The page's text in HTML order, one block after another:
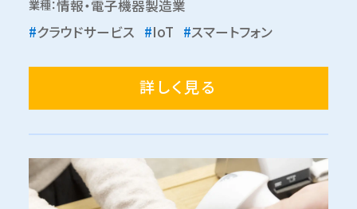
業種：情報・電子機器製造業
#クラウドサービス #IoT #スマートフォン
詳しく見る